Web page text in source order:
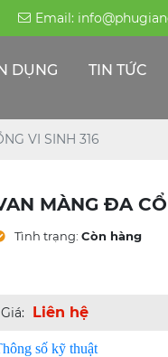
Email:
DỤNG TIN TỨC
VI SINH 316
MÀNG ĐA
Tình trạng: Còn hàng
Giá: Liên hệ
số kỹ thuật